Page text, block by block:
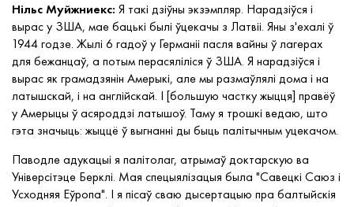
Нільс Муйжниекс: Я такі дзіўны экзэмпляр. Нарадзіўся і
вырас у ЗША, мае бацькі былі ўцекачы з Латвіі. Яны з'ехалі ў
1944 годзе. Жылі 6 гадоў у Германіі пасля вайны ў лагерах
для бежанцаў, а потым перасяліліся ў ЗША. Я нарадзіўся і
вырас як грамадзянін Амерыкі, але мы размаўлялі дома і на
латышскай, і на англійскай. І [большую частку жыцця] правёў
у Амерыцы ў асяроддзі латышоў. Таму я трошкі ведаю, што
гэта значыць: жыццё ў выгнанні ды быць палітычным уцекачом.
Паводле адукацыі я палітолаг, атрымаў доктарскую ва
Універсітэце Берклі. Мая спецыялізацыя была "Савецкі Саюз і
Усходняя Еўропа". І я пісаў сваю дысертацыю пра балтыйскія